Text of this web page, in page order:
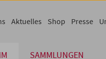
SAMMLUNGEN
Aktuelles Shop Presse